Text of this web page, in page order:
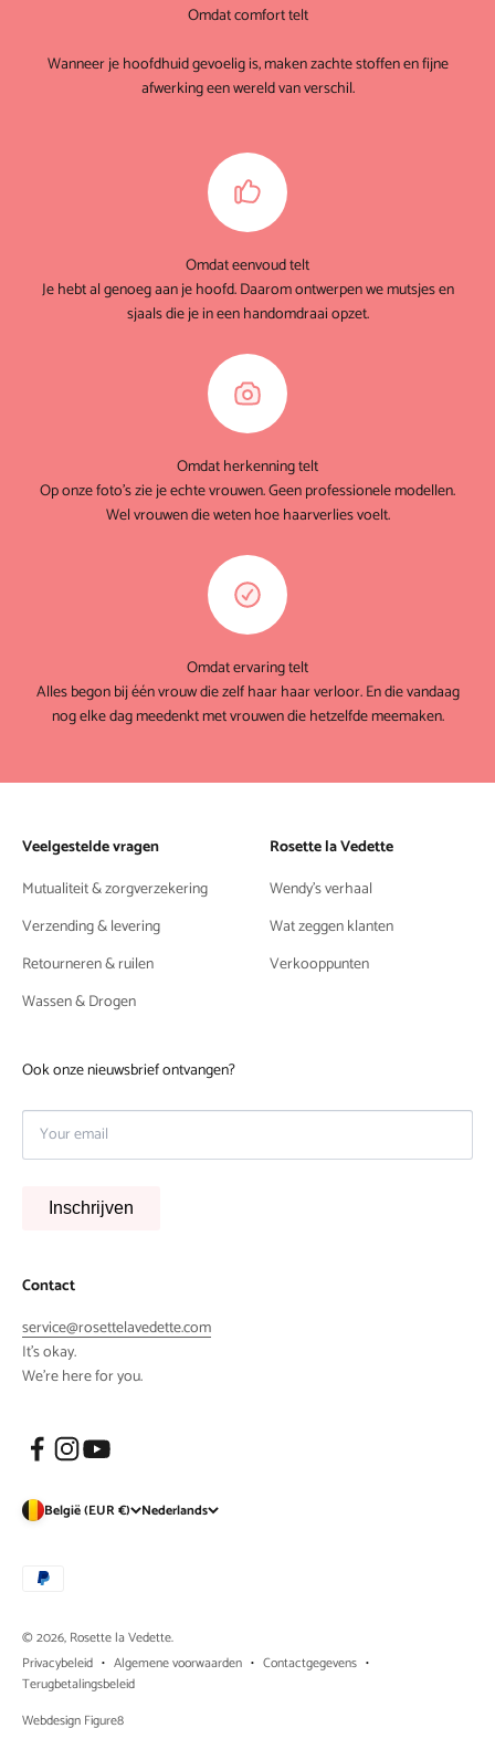
Omdat comfort telt
Wanneer je hoofdhuid gevoelig is, maken zachte stoffen en fijne
afwerking een wereld van verschil.
Omdat eenvoud telt
Je hebt al genoeg aan je hoofd. Daarom ontwerpen we mutsjes en
sjaals die je in een handomdraai opzet.
Omdat herkenning telt
Op onze foto's zie je echte vrouwen. Geen professionele modellen.
Wel vrouwen die weten hoe haarverlies voelt.
Omdat ervaring telt
Alles begon bij één vrouw die zelf haar haar verloor. En die vandaag
nog elke dag meedenkt met vrouwen die hetzelfde meemaken.
Veelgestelde vragen
Mutualiteit & zorgverzekering
Verzending & levering
Retourneren & ruilen
Wassen & Drogen
Rosette la Vedette
Wendy's verhaal
Wat zeggen klanten
Verkooppunten
Ook onze nieuwsbrief ontvangen?
Inschrijven
Contact
service@rosettelavedette.com
It's okay.
We're here for you.
België (EUR €) Nederlands
© 2026, Rosette la Vedette.
Privacybeleid
Algemene voorwaarden
Contactgegevens
Terugbetalingsbeleid
Webdesign Figure8